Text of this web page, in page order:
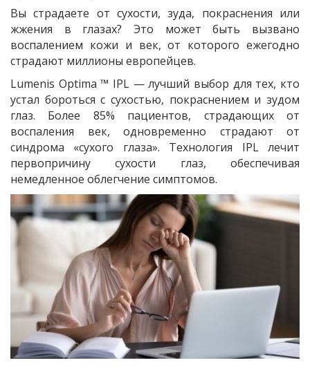
Вы страдаете от сухости, зуда, покраснения или
жжения в глазах? Это может быть вызвано
воспалением кожи и век, от которого ежегодно
страдают миллионы европейцев.
Lumenis Optima ™ IPL — лучший выбор для тех, кто
устал бороться с сухостью, покраснением и зудом
глаз. Более 85% пациентов, страдающих от
воспаления век, одновременно страдают от
синдрома «сухого глаза». Технология IPL лечит
первопричину сухости глаз, обеспечивая
немедленное облегчение симптомов.